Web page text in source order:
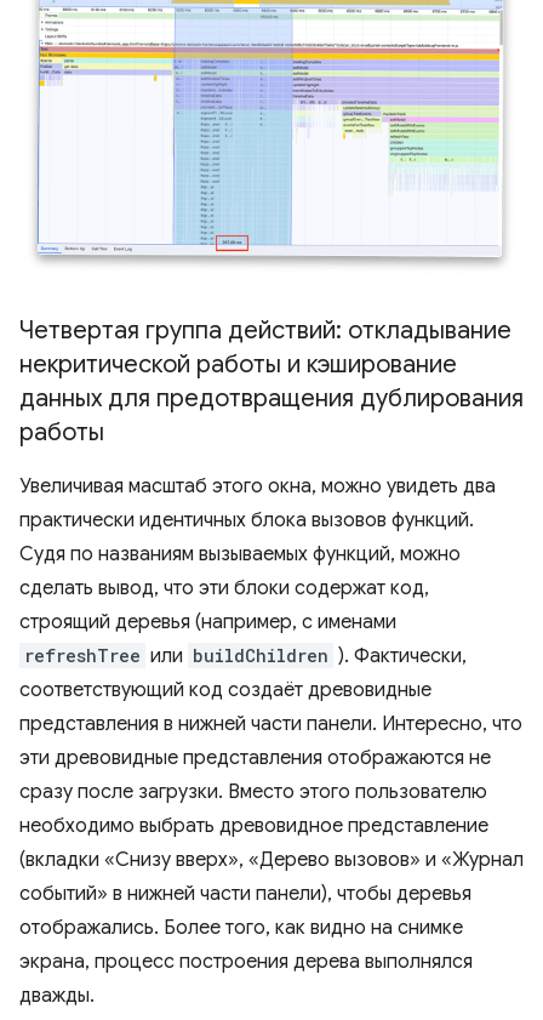
Четвертая группа действий: откладывание
некритической работы и кэширование
данных для предотвращения дублирования
работы
Увеличивая масштаб этого окна, можно увидеть два
практически идентичных блока вызовов функций.
Судя по названиям вызываемых функций, можно
сделать вывод, что эти блоки содержат код,
строящий деревья (например, с именами
refreshTree или buildChildren ). Фактически,
соответствующий код создаёт древовидные
представления в нижней части панели. Интересно, что
эти древовидные представления отображаются не
сразу после загрузки. Вместо этого пользователю
необходимо выбрать древовидное представление
(вкладки «Снизу вверх», «Дерево вызовов» и «Журнал
событий» в нижней части панели), чтобы деревья
отображались. Более того, как видно на снимке
экрана, процесс построения дерева выполнялся
дважды.